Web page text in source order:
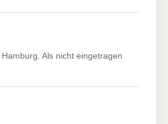
Als nicht eingetragen